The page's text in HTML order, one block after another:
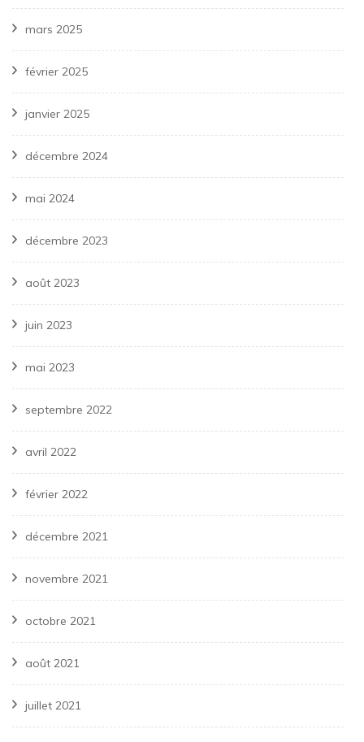
mars 2025
février 2025
janvier 2025
décembre 2024
mai 2024
décembre 2023
août 2023
juin 2023
mai 2023
septembre 2022
avril 2022
février 2022
décembre 2021
novembre 2021
octobre 2021
août 2021
juillet 2021